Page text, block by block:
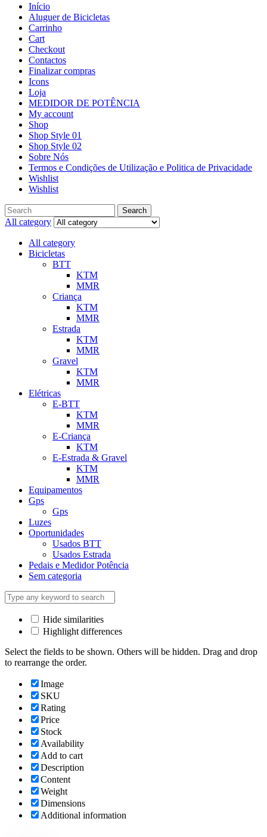
Início
Aluguer de Bicicletas
Carrinho
Cart
Checkout
Contactos
Finalizar compras
Icons
Loja
MEDIDOR DE POTÊNCIA
My account
Shop
Shop Style 01
Shop Style 02
Sobre Nós
Termos e Condições de Utilização e Politica de Privacidade
Wishlist
Wishlist
Search
All category
All category
Bicicletas
BTT
KTM
MMR
Criança
KTM
MMR
Estrada
KTM
MMR
Gravel
KTM
MMR
Elétricas
E-BTT
KTM
MMR
E-Criança
KTM
E-Estrada & Gravel
KTM
MMR
Equipamentos
Gps
Gps
Luzes
Oportunidades
Usados BTT
Usados Estrada
Pedais e Medidor Potência
Sem categoria
Hide similarities
Highlight differences
Select the fields to be shown. Others will be hidden. Drag and drop
to rearrange the order.
Image
SKU
Rating
Price
Stock
Availability
Add to cart
Description
Content
Weight
Dimensions
Additional information